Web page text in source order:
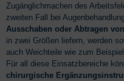
Zugänglichmachen des
zweiten Fall bei
Ausschaben oder Abtragen
in zwei Größen liefern, werden
auch Weichteile wie zum
Für all diese Einsatzbereiche
chirurgische